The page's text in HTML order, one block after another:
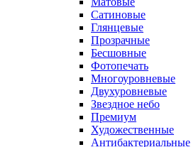
Сатиновые
Глянцевые
Прозрачные
Бесшовные
Фотопечать
Многоуровневые
Двухуровневые
Звездное небо
Премиум
Художественные
Антибактериальные